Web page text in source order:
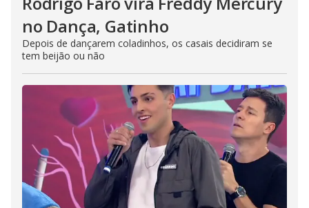
no Dança, Gatinho
Depois de dançarem coladinhos, os casais decidiram se
tem beijão ou não